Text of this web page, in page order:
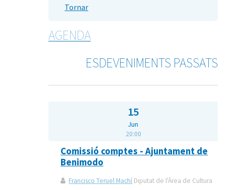
Tornar
AGENDA
ESDEVENIMENTS PASSATS
15
Jun
20:00
Comissió comptes - Ajuntament de
Benimodo
Francisco Teruel Machí Diputat de l'Àrea de Cultura